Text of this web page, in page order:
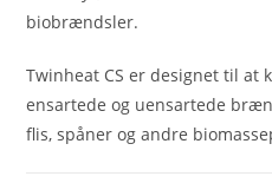
biobrændsler.
Twinheat CS er designet til at
ensartede og uensartede
flis, spåner og andre